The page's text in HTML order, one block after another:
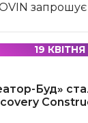
19 КВІТНЯ
Буд»